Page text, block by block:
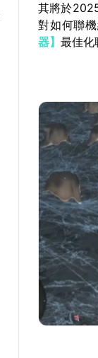
其將於
對如何聯
器】最佳化